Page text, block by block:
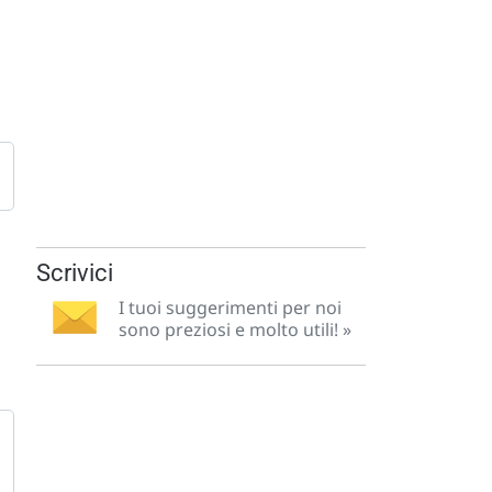
Scrivici
I tuoi suggerimenti per noi
sono preziosi e molto utili! »